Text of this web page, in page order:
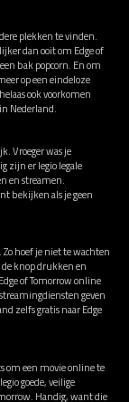
plekken te vinden.
dan ooit om Edge of
bak popcorn. En om
op een eindeloze
ook voorkomen
Nederland.
Vroeger was je
zijn er legio legale
en streamen.
bekijken als je geen
hoef je niet te wachten
knop drukken en
of Tomorrow online
geven
zelfs gratis naar Edge
om een movie online te
goede, veilige
Handig, want die